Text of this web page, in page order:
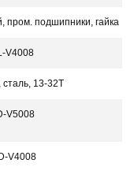
пром. подшипники, гайка
V4008
13-32Т
V5008
V4008